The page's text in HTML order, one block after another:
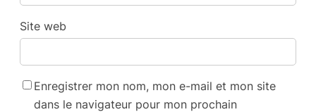
Site web
Enregistrer mon nom, mon e-mail et mon site
dans le navigateur pour mon prochain